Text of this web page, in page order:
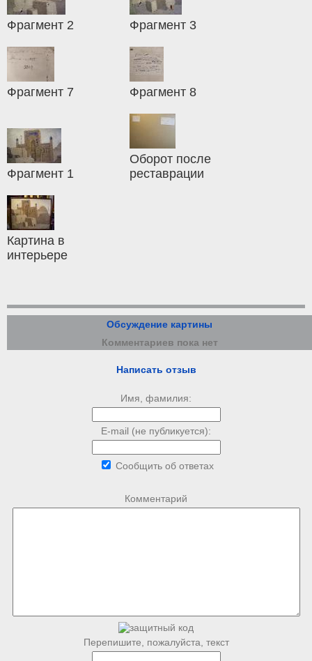
Фрагмент 2 Фрагмент 3
Фрагмент 7 Фрагмент 8
Фрагмент 1
Оборот после
реставрации
Картина в
интерьере
Обсуждение картины
Комментариев пока нет
Написать отзыв
Имя, фамилия:
E-mail (не публикуется):
Сообщить об ответах
Комментарий
Перепишите, пожалуйста, текст